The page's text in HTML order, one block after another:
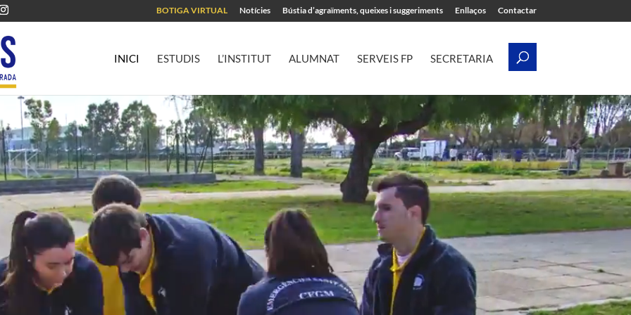
BOTIGA VIRTUAL Notícies Bústia d’agraïments, queixes i suggeriments Enllaços Contactar
INICI ESTUDIS L’INSTITUT ALUMNAT SERVEIS FP SECRETARIA